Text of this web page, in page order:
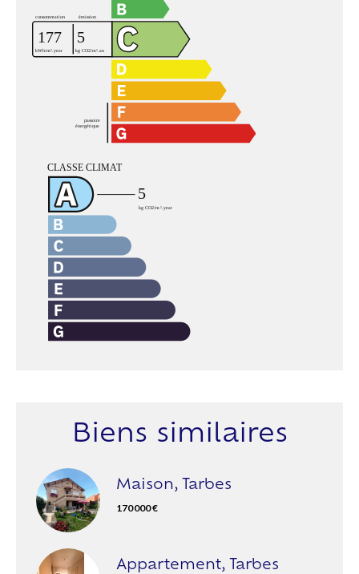
Biens similaires
Maison, Tarbes
170 000 €
Appartement, Tarbes